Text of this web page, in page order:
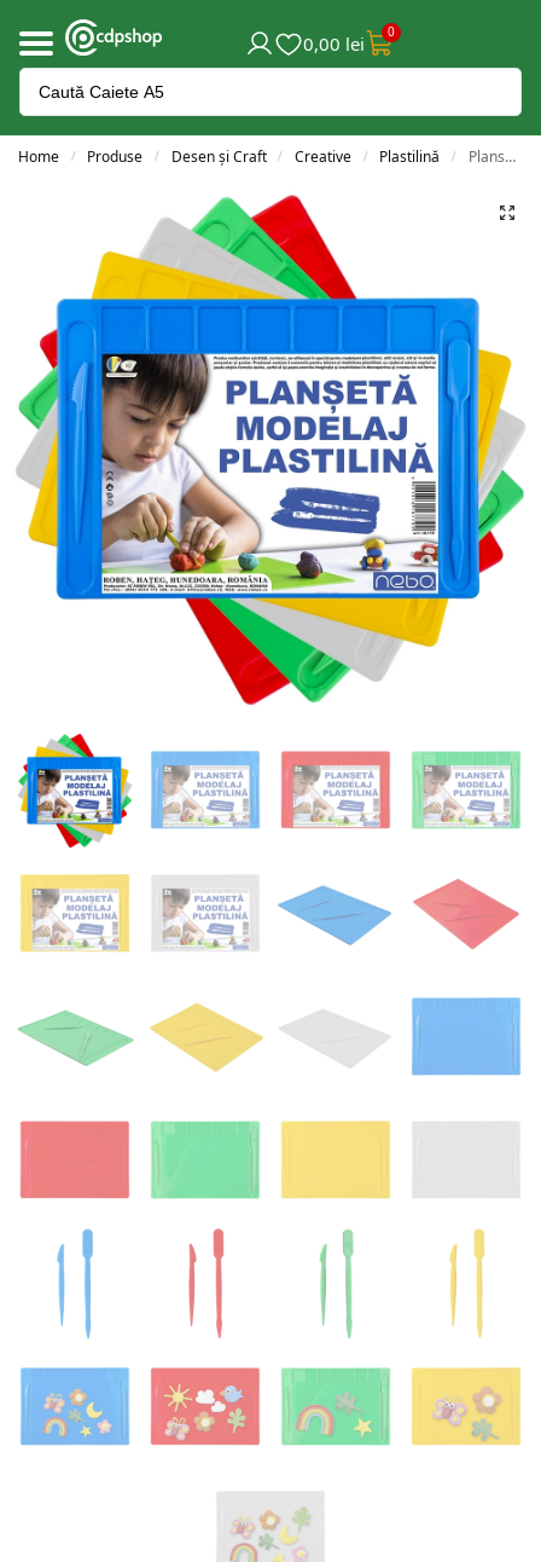
0,00 lei 0
Home / Produse / Desen și Craft / Creative / Plastilină / Planseta modelaj cu accesorii 28×20 cm – NEBO